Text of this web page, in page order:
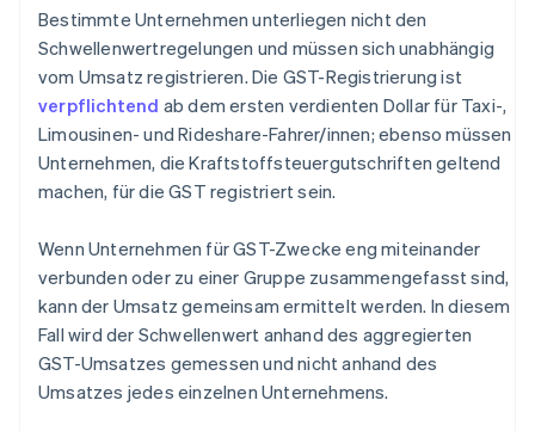
Bestimmte Unternehmen unterliegen nicht den
Schwellenwertregelungen und müssen sich unabhängig
vom Umsatz registrieren. Die GST-Registrierung ist
verpflichtend ab dem ersten verdienten Dollar für Taxi-,
Limousinen- und Rideshare-Fahrer/innen; ebenso müssen
Unternehmen, die Kraftstoffsteuergutschriften geltend
machen, für die GST registriert sein.
Wenn Unternehmen für GST-Zwecke eng miteinander
verbunden oder zu einer Gruppe zusammengefasst sind,
kann der Umsatz gemeinsam ermittelt werden. In diesem
Fall wird der Schwellenwert anhand des aggregierten
GST-Umsatzes gemessen und nicht anhand des
Umsatzes jedes einzelnen Unternehmens.